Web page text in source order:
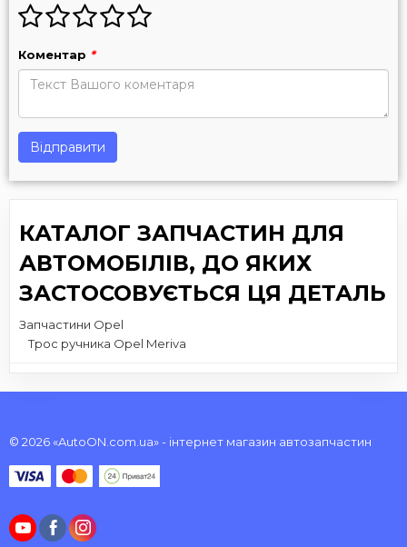
Коментар *
Відправити
КАТАЛОГ ЗАПЧАСТИН ДЛЯ
АВТОМОБІЛІВ, ДО ЯКИХ
ЗАСТОСОВУЄТЬСЯ ЦЯ ДЕТАЛЬ
Запчастини Opel
Трос ручника Opel Meriva
© 2026 «AutoON.com.ua» - інтернет магазин автозапчастин